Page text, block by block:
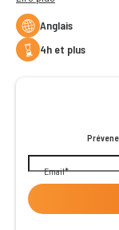
l'Allemagne dans la
Anglais
4h et plus
Email